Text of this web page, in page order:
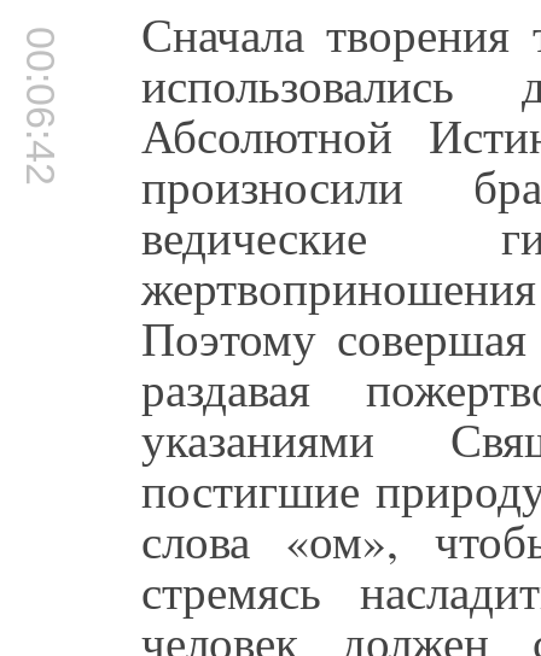
00:06:42 Сначала
Абсолютной
произносили
ведические
Поэтому
раздавая
указаниями
постигшие
слова «ом»,
стремясь
человек должен